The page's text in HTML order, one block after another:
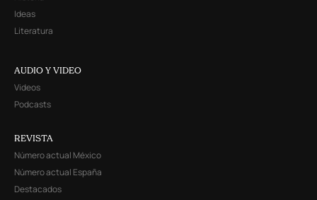
Ideas
Literatura
AUDIO Y VIDEO
Videos
Podcasts
REVISTA
Número actual México
Número actual España
Destacados